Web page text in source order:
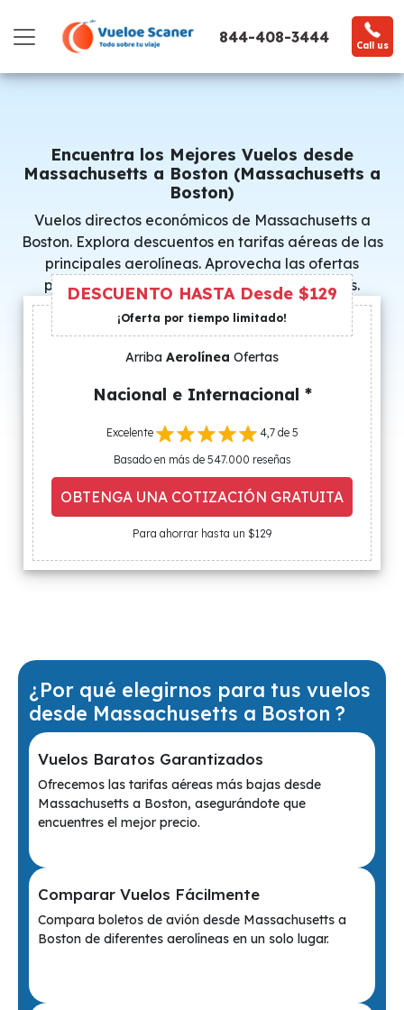
844-408-3444 Call us
Encuentra los Mejores Vuelos desde
Massachusetts a Boston (Massachusetts a
Boston)
Vuelos directos económicos de Massachusetts a
Boston. Explora descuentos en tarifas aéreas de las
principales aerolíneas. Aprovecha las ofertas
promocionales y consigue precios especiales.
DESCUENTO HASTA Desde $129
¡Oferta por tiempo limitado!
Arriba Aerolínea Ofertas
Nacional e Internacional *
Excelente
4,7 de 5
Basado en más de 547.000 reseñas
OBTENGA UNA COTIZACIÓN GRATUITA
Para ahorrar hasta un $129
¿Por qué elegirnos para tus vuelos
desde Massachusetts a Boston ?
Vuelos Baratos Garantizados
Ofrecemos las tarifas aéreas más bajas desde
Massachusetts a Boston, asegurándote que
encuentres el mejor precio.
Comparar Vuelos Fácilmente
Compara boletos de avión desde Massachusetts a
Boston de diferentes aerolíneas en un solo lugar.